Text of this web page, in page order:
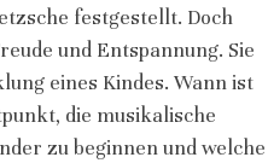
festgestellt. Doch
und Entspannung. Sie
eines Kindes. Wann ist
die musikalische
zu beginnen und welche